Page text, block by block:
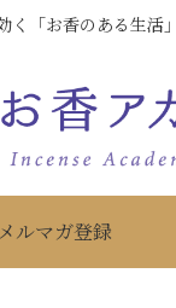
く「お香のある生活」
メルマガ登録